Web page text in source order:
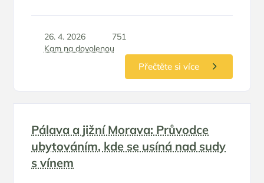
sekání trávy a spaní v proleželých postelích
po babičce. Moderní objekty nabízejí komfort
pětihvězdičkových hotelů, ale s bonusem
26. 4. 2026
751
Kam na dovolenou
Přečtěte si více
Pálava a jižní Morava: Průvodce
ubytováním, kde se usíná nad sudy
s vínem